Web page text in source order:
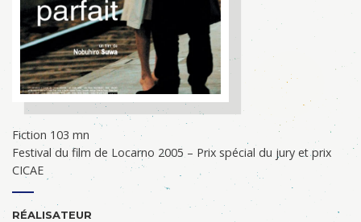
Fiction 103 mn
Festival du film de Locarno 2005 – Prix spécial du jury et prix
CICAE
RÉALISATEUR